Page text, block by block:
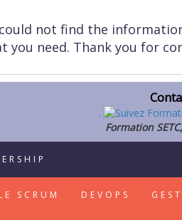
not find the
you need. Thank you for
.
Formation
SCRUM DEVOPS